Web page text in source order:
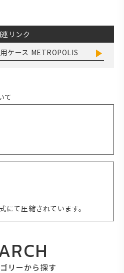
リンク
ケース METROPOLIS
て
て圧縮されています。
リーから探す